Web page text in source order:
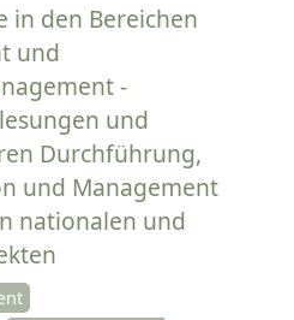
in den Bereichen
und
-
und
Durchführung,
und Management
nationalen und